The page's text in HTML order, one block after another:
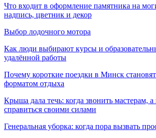
Что входит в оформление памятника на
надпись, цветник и декор
Выбор лодочного мотора
Как люди выбирают курсы и
удалённой работы
Почему короткие поездки в Минск
форматом отдыха
Крыша дала течь: когда звонить мастерам,
справиться своими силами
Генеральная уборка: когда пора вызвать